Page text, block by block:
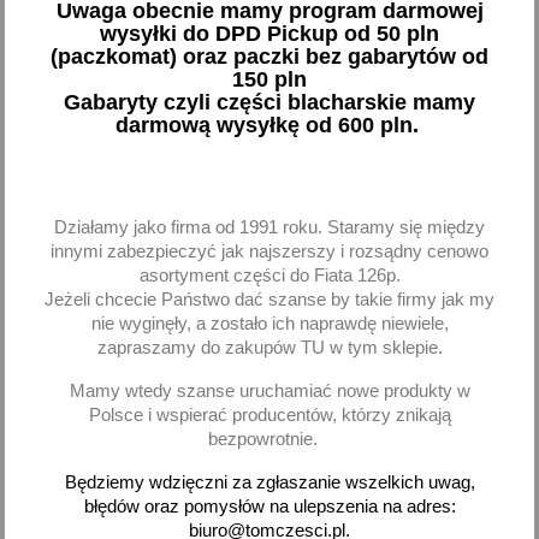
odśrodkowego Fiat 126p
fabryczny 1 sztuka
2,78 zł brutto
Dodaj
Fiat 126p 1,50mm
5,76 zł brutto
Brak na stanie
favorite_border favorite_border
Uwaga obecnie mamy program darmowej
wysyłki do DPD Pickup od 50 pln
(paczkomat) oraz paczki bez gabarytów od
150 pln
Gabaryty czyli części blacharskie mamy
darmową wysyłkę od 600 pln.
Działamy jako firma od 1991 roku. Staramy się między
innymi zabezpieczyć jak najszerszy i rozsądny cenowo
asortyment części do Fiata 126p.
Jeżeli chcecie Państwo dać szanse by takie firmy jak my
nie wyginęły, a zostało ich naprawdę niewiele,
zapraszamy do zakupów TU w tym sklepie.
Mamy wtedy szanse uruchamiać nowe produkty w
Polsce i wspierać producentów, którzy znikają
bezpowrotnie.
Będziemy wdzięczni za zgłaszanie wszelkich uwag,
błędów oraz pomysłów na ulepszenia na adres:
biuro@tomczesci.pl.